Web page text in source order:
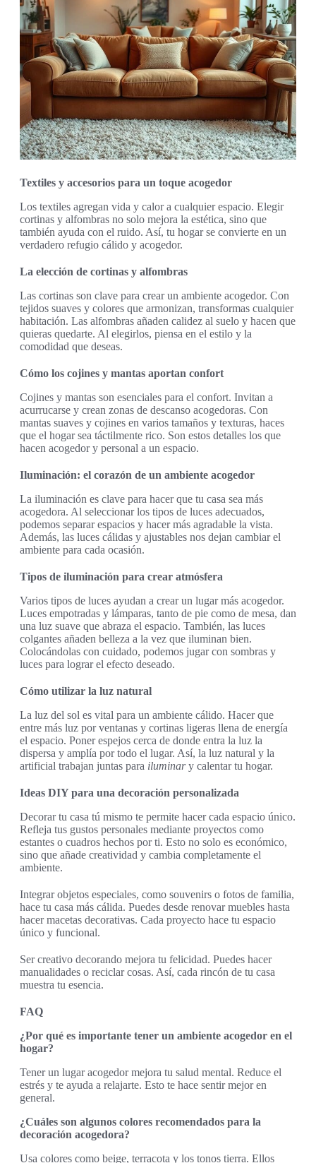
Textiles y accesorios para un toque acogedor
Los textiles agregan vida y calor a cualquier espacio. Elegir
cortinas y alfombras no solo mejora la estética, sino que
también ayuda con el ruido. Así, tu hogar se convierte en un
verdadero refugio cálido y acogedor.
La elección de cortinas y alfombras
Las cortinas son clave para crear un ambiente acogedor. Con
tejidos suaves y colores que armonizan, transformas cualquier
habitación. Las alfombras añaden calidez al suelo y hacen que
quieras quedarte. Al elegirlos, piensa en el estilo y la
comodidad que deseas.
Cómo los cojines y mantas aportan confort
Cojines y mantas son esenciales para el confort. Invitan a
acurrucarse y crean zonas de descanso acogedoras. Con
mantas suaves y cojines en varios tamaños y texturas, haces
que el hogar sea táctilmente rico. Son estos detalles los que
hacen acogedor y personal a un espacio.
Iluminación: el corazón de un ambiente acogedor
La iluminación es clave para hacer que tu casa sea más
acogedora. Al seleccionar los tipos de luces adecuados,
podemos separar espacios y hacer más agradable la vista.
Además, las luces cálidas y ajustables nos dejan cambiar el
ambiente para cada ocasión.
Tipos de iluminación para crear atmósfera
Varios tipos de luces ayudan a crear un lugar más acogedor.
Luces empotradas y lámparas, tanto de pie como de mesa, dan
una luz suave que abraza el espacio. También, las luces
colgantes añaden belleza a la vez que iluminan bien.
Colocándolas con cuidado, podemos jugar con sombras y
luces para lograr el efecto deseado.
Cómo utilizar la luz natural
La luz del sol es vital para un ambiente cálido. Hacer que
entre más luz por ventanas y cortinas ligeras llena de energía
el espacio. Poner espejos cerca de donde entra la luz la
dispersa y amplía por todo el lugar. Así, la luz natural y la
artificial trabajan juntas para iluminary calentar tu hogar.
Ideas DIY para una decoración personalizada
Decorar tu casa tú mismo te permite hacer cada espacio único.
Refleja tus gustos personales mediante proyectos como
estantes o cuadros hechos por ti. Esto no solo es económico,
sino que añade creatividad y cambia completamente el
ambiente.
Integrar objetos especiales, como souvenirs o fotos de familia,
hace tu casa más cálida. Puedes desde renovar muebles hasta
hacer macetas decorativas. Cada proyecto hace tu espacio
único y funcional.
Ser creativo decorando mejora tu felicidad. Puedes hacer
manualidades o reciclar cosas. Así, cada rincón de tu casa
muestra tu esencia.
FAQ
¿Por qué es importante tener un ambiente acogedor en el
hogar?
Tener un lugar acogedor mejora tu salud mental. Reduce el
estrés y te ayuda a relajarte. Esto te hace sentir mejor en
general.
¿Cuáles son algunos colores recomendados para la
decoración acogedora?
Usa colores como beige, terracota y los tonos tierra. Ellos